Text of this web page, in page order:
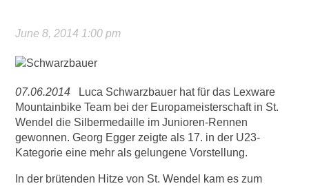
June 8, 2014 1:00 pm
07.06.2014Luca Schwarzbauer hat für das Lexware
Mountainbike Team bei der Europameisterschaft in St.
Wendel die Silbermedaille im Junioren-Rennen
gewonnen. Georg Egger zeigte als 17. in der U23-
Kategorie eine mehr als gelungene Vorstellung.
In der brütenden Hitze von St. Wendel kam es zum